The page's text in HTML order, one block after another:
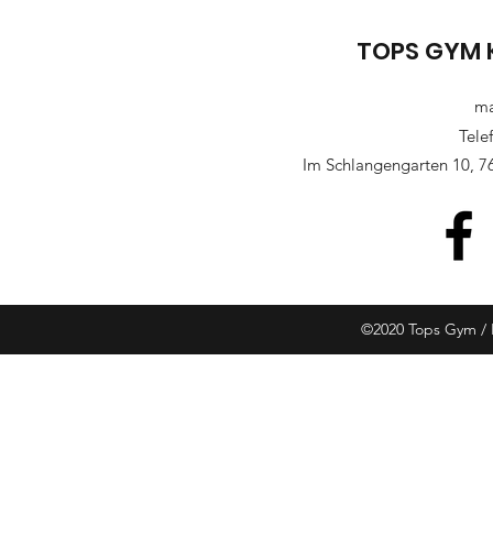
TOPS GYM
Im Schlangengarten 10,
©2020 Tops Gym